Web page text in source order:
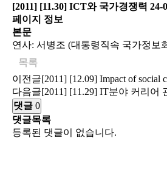
[2011] [11.30] ICT와 국가경쟁력 24-
페이지 정보
본문
연사: 서병조 (대통령직속 국가정보
목록
이전글[2011] [12.09] Impact of social
다음글[2011] [11.29] IT분야 커리어
댓글 0
댓글목록
등록된 댓글이 없습니다.